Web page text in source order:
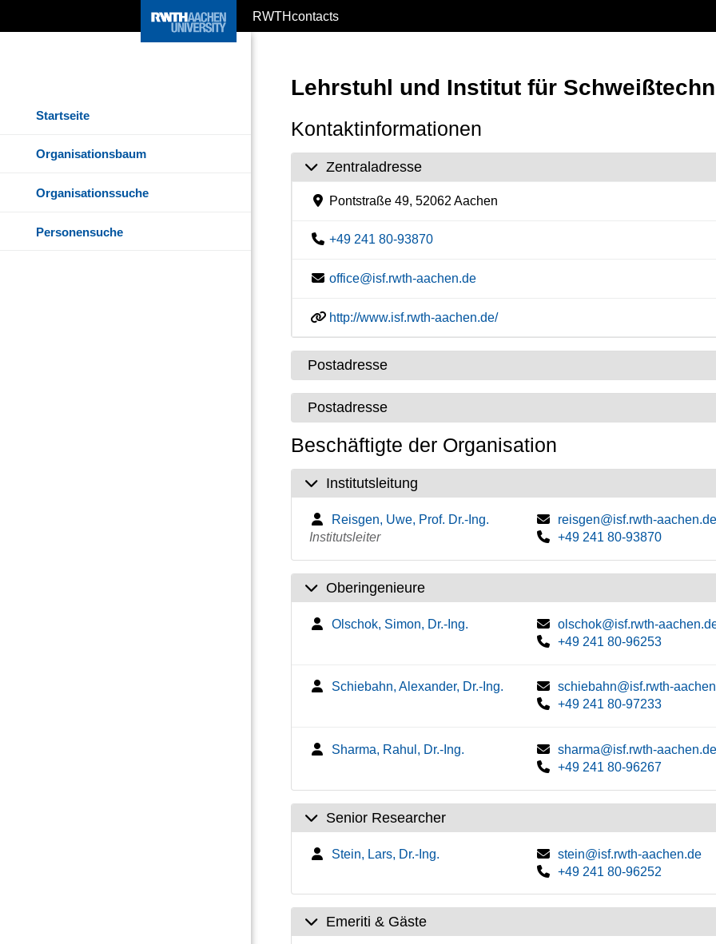
RWTHcontacts
Startseite
Organisationsbaum
Organisationssuche
Personensuche
Lehrstuhl und Institut für
Kontaktinformationen
Zentraladresse
Pontstraße 49, 52062 Aachen
+49 241 80-93870
office@isf.rwth-aachen.de
http://www.isf.rwth-aachen.de/
Postadresse
Postadresse
Beschäftigte der Organisation
Institutsleitung
Reisgen, Uwe, Prof. Dr.-Ing.
Institutsleiter
reisgen@isf.rwth-aachen.de
+49 241 80-93870
Oberingenieure
Olschok, Simon, Dr.-Ing.
olschok@isf.rwth-
+49 241 80-96253
Schiebahn, Alexander, Dr.-Ing.
schiebahn@isf.rwth-
+49 241 80-97233
Sharma, Rahul, Dr.-Ing.
sharma@isf.rwth-aachen.de
+49 241 80-96267
Senior Researcher
Stein, Lars, Dr.-Ing.
stein@isf.rwth-aachen.de
+49 241 80-96252
Emeriti & Gäste